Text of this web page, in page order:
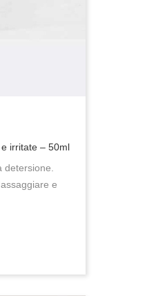
irritate – 50ml
detersione.
e